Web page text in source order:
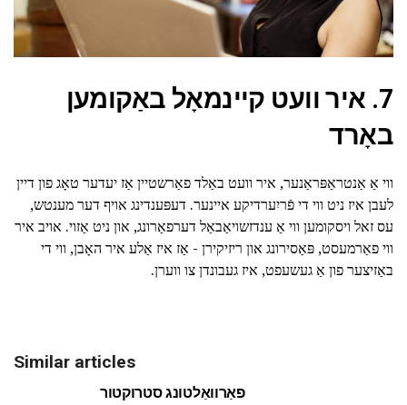
7. איר וועט קיינמאָל באַקומען
באָרד
ווי אַ אַנטראַפּראַנער, איר וועט באַלד פאַרשטיין אַז יעדער טאָג פון דיין
לעבן איז ניט ווי די פֿריִערדיקע איינער. דעפּענדינג אויף דער מענטש,
עס זאל ויסקומען ווי אַ ענדזשויאַבאַל דערפאַרונג, און ניט אַזוי. אויב איר
ווי פאַרמעסט, פּאַסירונג און ריזיקירן - אַז איז אַלע איר האָבן, ווי די
באַזיצער פון אַ געשעפט, איז געבונדן צו ווערן.
Similar articles
פאַרוואַלטונג סטרוקטור